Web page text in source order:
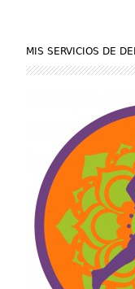
MIS SERVICIOS DE